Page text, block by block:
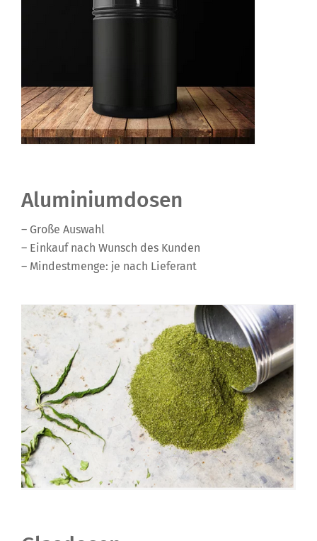
Aluminiumdosen
– Große Auswahl
– Einkauf nach Wunsch des Kunden
– Mindestmenge: je nach Lieferant